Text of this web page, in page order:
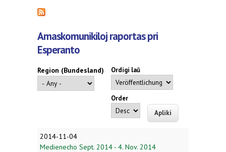
Amaskomunikiloj raportas pri
Esperanto
Region (Bundesland) Ordigi laŭ
Order
2014-11-04
Medienecho Sept. 2014 - 4. Nov. 2014